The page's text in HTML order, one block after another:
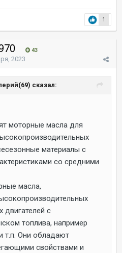
1
43
2023
сказал:
моторные масла для
материалы с
со средними
масла,
двигателей с
топлива, например
т.п. Они обладают
свойствами и